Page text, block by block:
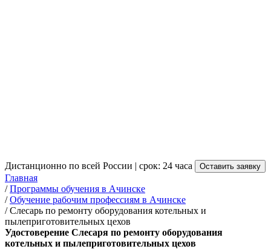
Дистанционно по всей России | срок: 24 часа Оставить заявку
Главная
/Программы обучения в Ачинске
/Обучение рабочим профессиям в Ачинске
/Слесарь по ремонту оборудования котельных и
пылеприготовительных цехов
Удостоверение Слесаря по ремонту оборудования
котельных и пылеприготовительных цехов